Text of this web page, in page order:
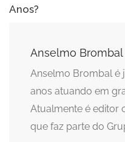
Anos?
Anselmo Brombal
Anselmo Brombal é
anos atuando em
Atualmente é editor
que faz parte do